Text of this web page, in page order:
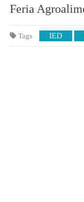
Feria
Tags IED